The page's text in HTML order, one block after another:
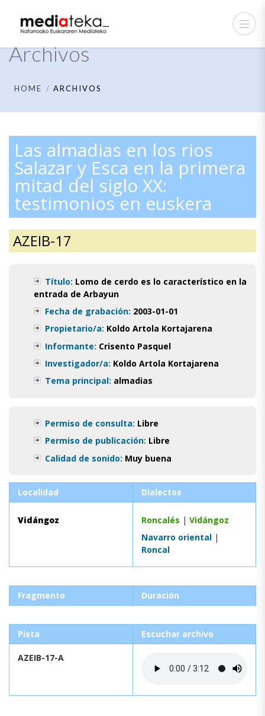
Archivos
HOME ARCHIVOS
Las almadias en los rios
Salazar y Esca en la primera
mitad del siglo XX:
testimonios en euskera
AZEIB-17
Título: Lomo de cerdo es lo característico en la
entrada de Arbayun
Fecha de grabación: 2003-01-01
Propietario/a: Koldo Artola Kortajarena
Informante: Crisento Pasquel
Investigador/a: Koldo Artola Kortajarena
Tema principal: almadias
Permiso de consulta: Libre
Permiso de publicación: Libre
Calidad de sonido: Muy buena
Localidad Dialectos
Vidángoz Roncalés | Vidángoz
Navarro oriental |
Roncal
Fragmento Duración
Pista Escuchar archivo
AZEIB-17-A